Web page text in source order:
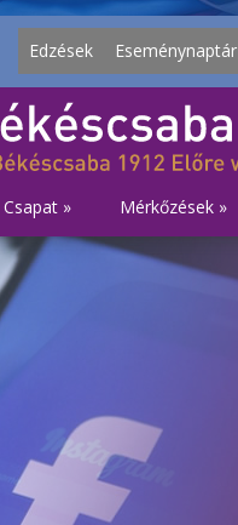
Edzések Eseménynaptár
Csapat » Mérkőzések »